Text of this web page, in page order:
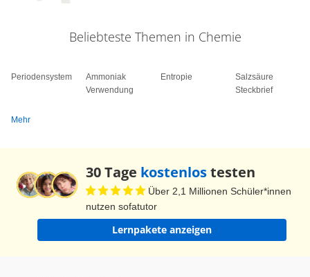
Beliebteste Themen in Chemie
Periodensystem
Ammoniak
Verwendung
Entropie
Salzsäure
Steckbrief
Mehr
30 Tage kostenlostesten
Über 2,1 Millionen Schüler*innen
nutzen sofatutor
Lernpakete anzeigen